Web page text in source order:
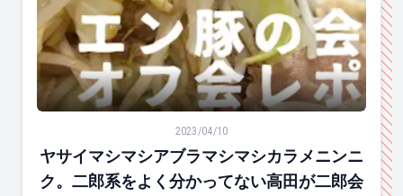
ヤサイマシマシアブラマシマシカラメニンニク。二郎
2023/04/10
ヤサイマシマシアブラマシマシカラメニンニ
ク。二郎系をよく分かってない高田が二郎会